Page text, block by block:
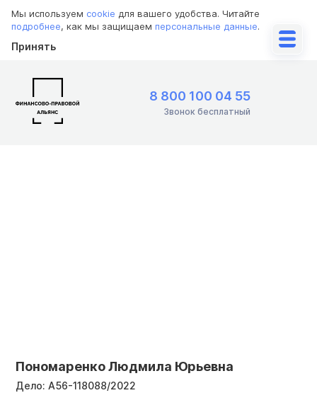
Мы используем cookie для вашего удобства. Читайте
подробнее, как мы защищаем персональные данные.
Принять
8 800 100 04 55
Звонок бесплатный
Пономаренко Людмила Юрьевна
Дело: А56-118088/2022